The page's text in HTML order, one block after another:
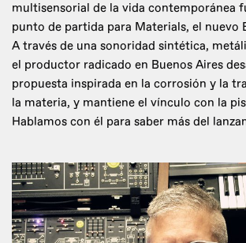
multisensorial de la vida contemporánea
punto de partida para Materials, el nuevo
A través de una sonoridad sintética,
el productor radicado en Buenos Aires
propuesta inspirada en la corrosión y la
la materia, y mantiene el vínculo con la
Hablamos con él para saber más del